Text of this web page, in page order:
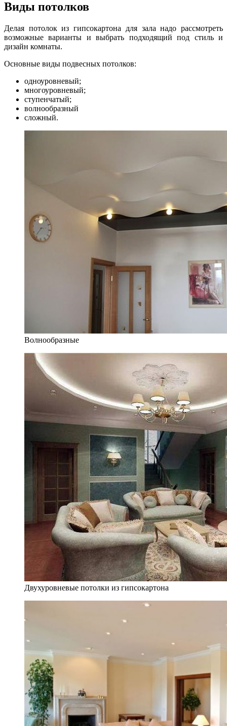
Виды потолков
Делая потолок из гипсокартона для зала надо рассмотреть
возможные варианты и выбрать подходящий под стиль и
дизайн комнаты.
Основные виды подвесных потолков:
одноуровневый;
многоуровневый;
ступенчатый;
волнообразный
сложный.
Волнообразные
Двухуровневые потолки из гипсокартона